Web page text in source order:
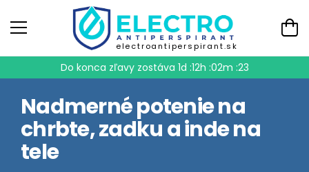
electroantiperspirant.sk
Do konca zľavy zostáva 1d :12h :02m :23
Nadmerné potenie na
chrbte, zadku a inde na
tele